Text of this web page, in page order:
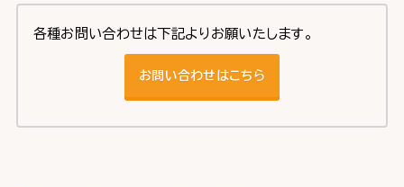
各種お問い合わせは下記よりお願いたします。
お問い合わせはこちら